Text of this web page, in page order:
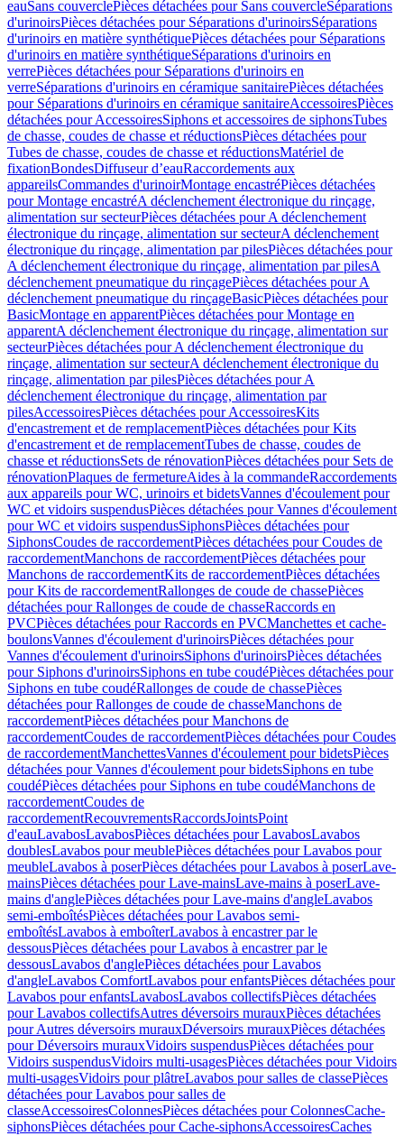
eauSans couverclePièces détachées pour Sans couvercleSéparations
d'urinoirsPièces détachées pour Séparations d'urinoirsSéparations
d'urinoirs en matière synthétiquePièces détachées pour Séparations
d'urinoirs en matière synthétiqueSéparations d'urinoirs en
verrePièces détachées pour Séparations d'urinoirs en
verreSéparations d'urinoirs en céramique sanitairePièces détachées
pour Séparations d'urinoirs en céramique sanitaireAccessoiresPièces
détachées pour AccessoiresSiphons et accessoires de siphonsTubes
de chasse, coudes de chasse et réductionsPièces détachées pour
Tubes de chasse, coudes de chasse et réductionsMatériel de
fixationBondesDiffuseur d’eauRaccordements aux
appareilsCommandes d'urinoirMontage encastréPièces détachées
pour Montage encastréA déclenchement électronique du rinçage,
alimentation sur secteurPièces détachées pour A déclenchement
électronique du rinçage, alimentation sur secteurA déclenchement
électronique du rinçage, alimentation par pilesPièces détachées pour
A déclenchement électronique du rinçage, alimentation par pilesA
déclenchement pneumatique du rinçagePièces détachées pour A
déclenchement pneumatique du rinçageBasicPièces détachées pour
BasicMontage en apparentPièces détachées pour Montage en
apparentA déclenchement électronique du rinçage, alimentation sur
secteurPièces détachées pour A déclenchement électronique du
rinçage, alimentation sur secteurA déclenchement électronique du
rinçage, alimentation par pilesPièces détachées pour A
déclenchement électronique du rinçage, alimentation par
pilesAccessoiresPièces détachées pour AccessoiresKits
d'encastrement et de remplacementPièces détachées pour Kits
d'encastrement et de remplacementTubes de chasse, coudes de
chasse et réductionsSets de rénovationPièces détachées pour Sets de
rénovationPlaques de fermetureAides à la commandeRaccordements
aux appareils pour WC, urinoirs et bidetsVannes d'écoulement pour
WC et vidoirs suspendusPièces détachées pour Vannes d'écoulement
pour WC et vidoirs suspendusSiphonsPièces détachées pour
SiphonsCoudes de raccordementPièces détachées pour Coudes de
raccordementManchons de raccordementPièces détachées pour
Manchons de raccordementKits de raccordementPièces détachées
pour Kits de raccordementRallonges de coude de chassePièces
détachées pour Rallonges de coude de chasseRaccords en
PVCPièces détachées pour Raccords en PVCManchettes et cache-
boulonsVannes d'écoulement d'urinoirsPièces détachées pour
Vannes d'écoulement d'urinoirsSiphons d'urinoirsPièces détachées
pour Siphons d'urinoirsSiphons en tube coudéPièces détachées pour
Siphons en tube coudéRallonges de coude de chassePièces
détachées pour Rallonges de coude de chasseManchons de
raccordementPièces détachées pour Manchons de
raccordementCoudes de raccordementPièces détachées pour Coudes
de raccordementManchettesVannes d'écoulement pour bidetsPièces
détachées pour Vannes d'écoulement pour bidetsSiphons en tube
coudéPièces détachées pour Siphons en tube coudéManchons de
raccordementCoudes de
raccordementRecouvrementsRaccordsJointsPoint
d'eauLavabosLavabosPièces détachées pour LavabosLavabos
doublesLavabos pour meublePièces détachées pour Lavabos pour
meubleLavabos à poserPièces détachées pour Lavabos à poserLave-
mainsPièces détachées pour Lave-mainsLave-mains à poserLave-
mains d'anglePièces détachées pour Lave-mains d'angleLavabos
semi-emboîtésPièces détachées pour Lavabos semi-
emboîtésLavabos à emboîterLavabos à encastrer par le
dessousPièces détachées pour Lavabos à encastrer par le
dessousLavabos d'anglePièces détachées pour Lavabos
d'angleLavabos ComfortLavabos pour enfantsPièces détachées pour
Lavabos pour enfantsLavabosLavabos collectifsPièces détachées
pour Lavabos collectifsAutres déversoirs murauxPièces détachées
pour Autres déversoirs murauxDéversoirs murauxPièces détachées
pour Déversoirs murauxVidoirs suspendusPièces détachées pour
Vidoirs suspendusVidoirs multi-usagesPièces détachées pour Vidoirs
multi-usagesVidoirs pour plâtreLavabos pour salles de classePièces
détachées pour Lavabos pour salles de
classeAccessoiresColonnesPièces détachées pour ColonnesCache-
siphonsPièces détachées pour Cache-siphonsAccessoiresCaches